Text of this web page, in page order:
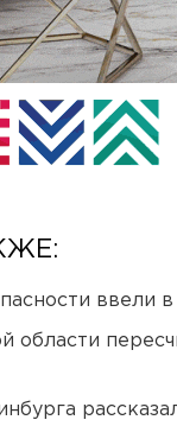
ввели
области